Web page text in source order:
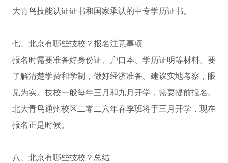
大青鸟技能认证证书和国家承认的中专学历证书。
七、北京有哪些技校？报名注意事项
报名时需要准备好身份证、户口本、学历证明等材料。要
了解清楚学费和学制，做好经济准备。建议实地考察，眼
见为实。技校一般每年三月和九月开学，需要提前报名。
北大青鸟通州校区二零二六年春季班将于三月开学，现在
报名正是时候。
八、北京有哪些技校？总结